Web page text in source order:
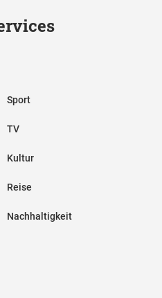
Sport
TV
Kultur
Reise
Nachhaltigkeit